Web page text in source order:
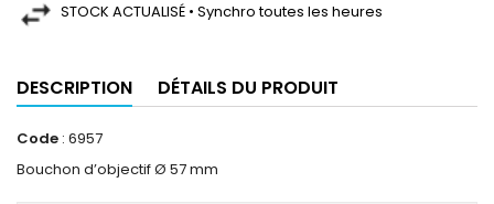
STOCK ACTUALISÉ • Synchro toutes les heures
DESCRIPTION DÉTAILS DU PRODUIT
Code : 6957
Bouchon d’objectif Ø 57 mm